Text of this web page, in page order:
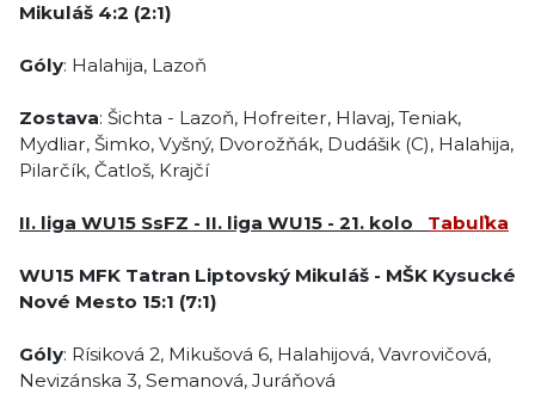
Mikuláš 4:2 (2:1)
Góly: Halahija, Lazoň
Zostava: Šichta - Lazoň, Hofreiter, Hlavaj, Teniak,
Mydliar, Šimko, Vyšný, Dvorožňák, Dudášik (C), Halahija,
Pilarčík, Čatloš, Krajčí
II. liga WU15 SsFZ - II. liga WU15 - 21. kolo Tabuľka
WU15 MFK Tatran Liptovský Mikuláš - MŠK Kysucké
Nové Mesto 15:1 (7:1)
Góly: Rísiková 2, Mikušová 6, Halahijová, Vavrovičová,
Nevizánska 3, Semanová, Juráňová